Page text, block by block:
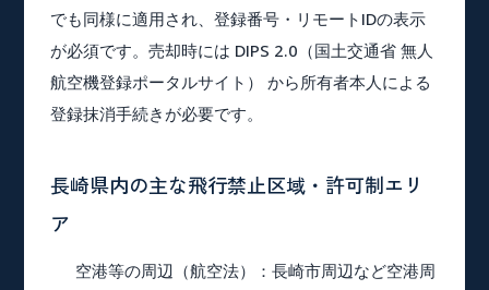
でも同様に適用され、登録番号・リモートIDの表示
が必須です。売却時には DIPS 2.0（国土交通省 無人
航空機登録ポータルサイト）
から所有者本人による
登録抹消手続きが必要です。
長崎県内の主な飛行禁止区域・許可制エリ
ア
空港等の周辺（航空法）
：長崎市周辺など空港周